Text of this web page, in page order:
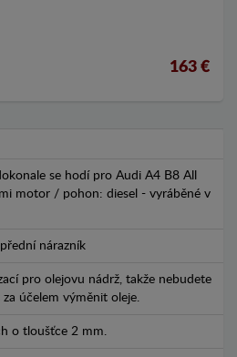
163 €
se hodí pro Audi A4 B8 All
motor / pohon: diesel - vyráběné v
nárazník
pro olejovu nádrž, takže nebudete
účelem výměnit oleje.
o tloušťce 2 mm.